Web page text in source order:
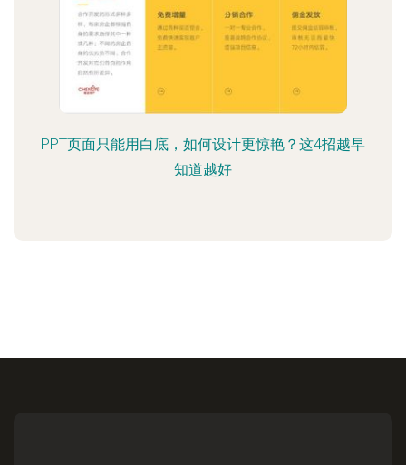
PPT页面只能用白底，如何设计更惊艳？这4招越早
知道越好